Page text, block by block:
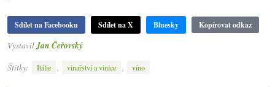
Sdílet na Facebooku Sdílet na X Bluesky Kopírovat odkaz
Vystavil Jan Čeřovský
Štítky:
Itálie , vinařství a vinice , víno